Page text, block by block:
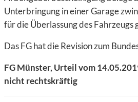
Unterbringung in einer Garage
für die Überlassung des Fahrzeugs
Das FG hat die Revision zum
FG Münster, Urteil vom
nicht rechtskräftig